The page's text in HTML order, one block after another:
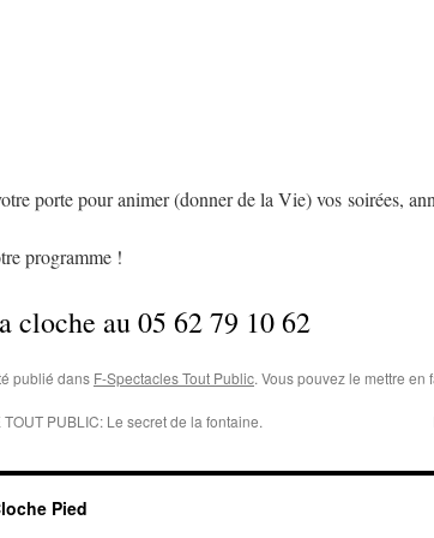
porte pour animer (donner de la Vie) vos soirées,
programme !
cloche au 05 62 79 10 62
publié dans F-Spectacles Tout Public. Vous pouvez le mettre en
TOUT PUBLIC: Le secret de la fontaine.
Pied